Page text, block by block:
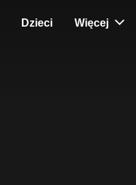
Dzieci Więcej